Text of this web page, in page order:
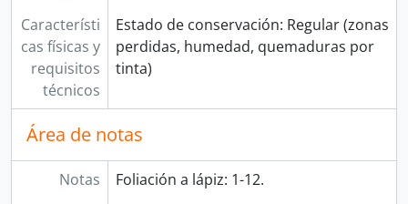
Característi
cas físicas y
requisitos
técnicos
Estado de conservación: Regular (zonas
perdidas, humedad, quemaduras por
tinta)
Área de notas
Notas
Foliación a lápiz: 1-12.